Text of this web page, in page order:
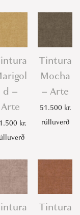
d –
Arte
kr.
Tintura
Mocha
– Arte
51.500 kr.
rúlluverð
Tintura